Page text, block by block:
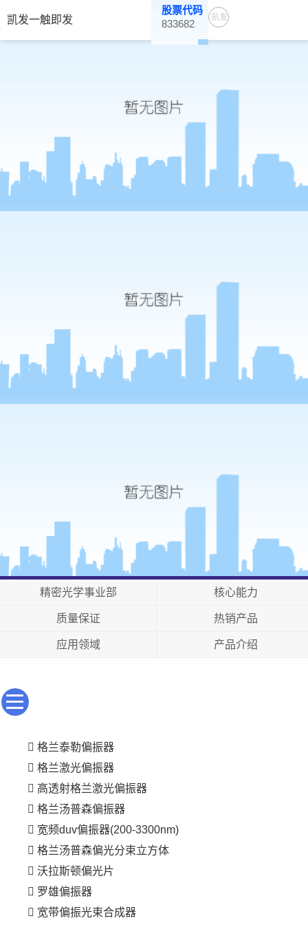
凯发一触即发
股票代码
833682
凯发
精密光学事业部 核心能力
质量保证 热销产品
应用领域 产品介绍
格兰泰勒偏振器
格兰激光偏振器
高透射格兰激光偏振器
格兰汤普森偏振器
宽频duv偏振器(200-3300nm)
格兰汤普森偏光分束立方体
沃拉斯顿偏光片
罗雄偏振器
宽带偏振光束合成器